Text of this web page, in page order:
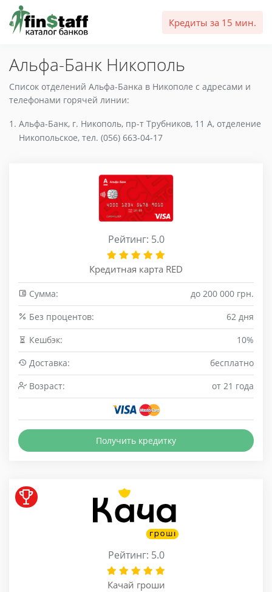
Кредиты за 15 мин.
Альфа-Банк Никополь
Список отделений Альфа-Банка в Никополе с адресами и
телефонами горячей линии:
Альфа-Банк, г. Никополь, пр-т Трубников, 11 А, отделение
Никопольское, тел. (056) 663-04-17
Рейтинг: 5.0
Кредитная карта RED
Сумма:
до 200 000 грн.
Без процентов:
62 дня
Кешбэк:
10%
Доставка:
бесплатно
Возраст:
от 21 года
Получить кредитку
Рейтинг: 5.0
Качай гроши